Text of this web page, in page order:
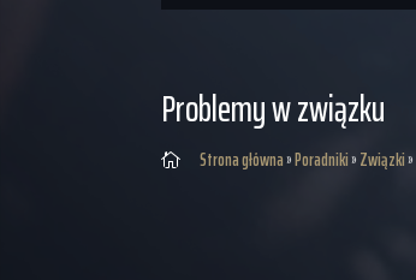
Problemy w związku
 Strona główna»Poradniki»Związki»